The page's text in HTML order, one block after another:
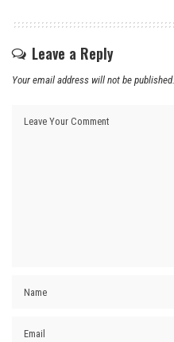
Leave a Reply
Your email address will not be published.